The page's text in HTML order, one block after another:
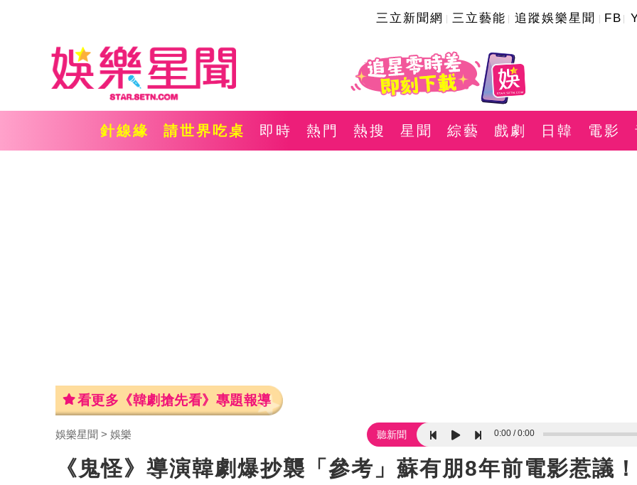
三立新聞網 三立藝能 追蹤娛樂星聞 FB
針線緣 請世界吃桌 即時 熱門 熱搜 星聞 綜藝 戲劇 日韓 電影
看更多《韓劇搶先看》專題報導
娛樂星聞 娛樂 聽新聞 0:00 0:00
《鬼怪》導演韓劇爆抄襲「參考」蘇有朋8年前電影惹議